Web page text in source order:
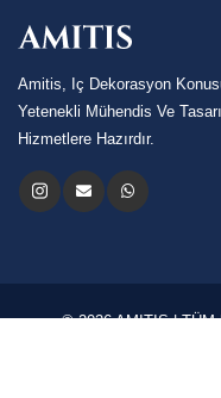
Amitis, Iç Dekorasyon
Yetenekli Mühendis Ve
Hizmetlere Hazırdır.
© 2026 AMITIS | TÜM